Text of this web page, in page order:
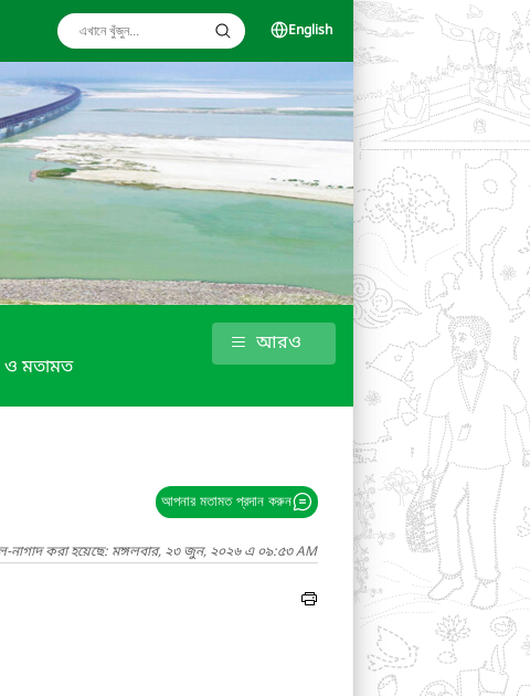
English
মতামত
আরও
আপনার মতামত প্রদান করুন
নাগাদ করা হয়েছে: মঙ্গলবার, ২৩ জুন, ২০২৬ এ ০৯:৫৩ AM